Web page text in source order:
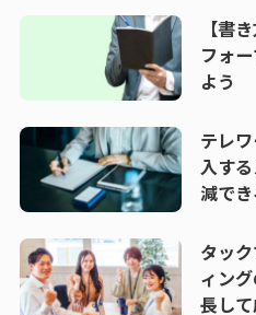
【書
フォ
よう
テレ
入す
減で
タッ
ィン
長し